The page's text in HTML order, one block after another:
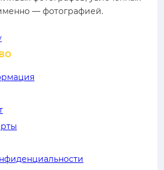
— фотографией.